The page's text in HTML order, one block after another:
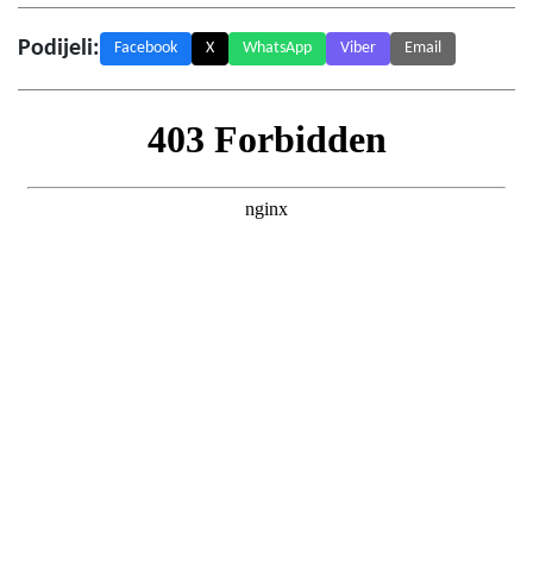
Podijeli: Facebook X WhatsApp Viber Email